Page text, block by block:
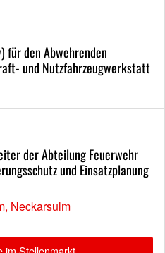
den Abwehrenden
und Nutzfahrzeugwerkstatt
der Abteilung Feuerwehr
und Einsatzplanung
Neckarsulm